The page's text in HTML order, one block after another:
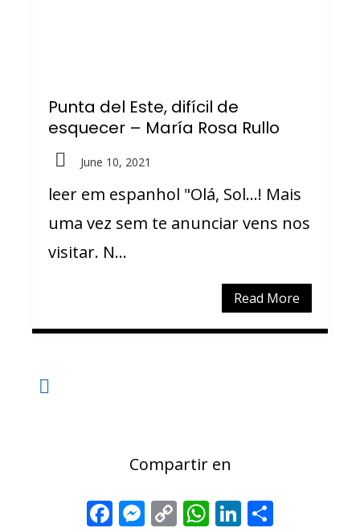
Punta del Este, difícil de
esquecer – María Rosa Rullo
June 10, 2021
leer em espanhol "Olá, Sol…! Mais
uma vez sem te anunciar vens nos
visitar. N...
Read More
Compartir en
Facebook
Messenger
CopyWhatsApp
LinkedIn